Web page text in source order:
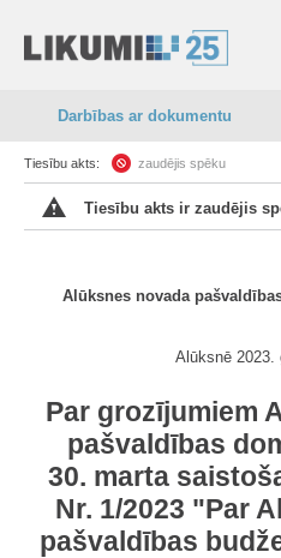
Darbības ar dokumentu
Tiesību akts: zaudējis spēku
Tiesību akts ir zaudējis
Alūksnes novada
Alūksnē 2023.
Par grozījumiem
pašvaldības
30. marta
Nr. 1/2023 "Par
pašvaldības